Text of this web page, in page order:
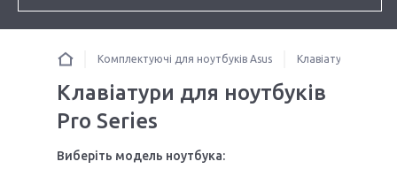
Комплектуючі для ноутбуків Asus Клавіатури для
Клавіатури для ноутбуків
Pro Series
Виберіть модель ноутбука: